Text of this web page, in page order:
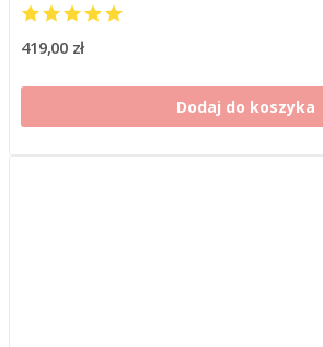
419,00 zł
Dodaj do koszyka